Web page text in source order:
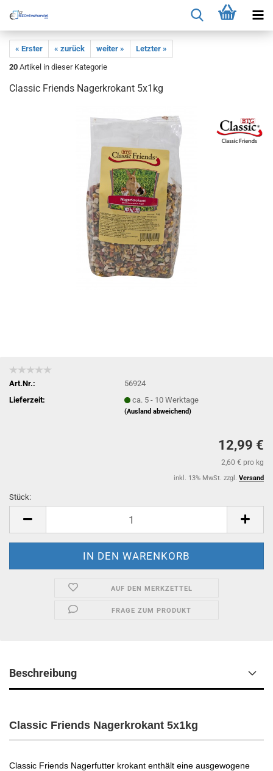
« Erster « zurück weiter »
Letzter »
20 Artikel in dieser Kategorie
Classic Friends Nagerkrokant 5x1kg
Art.Nr.:
56924
Lieferzeit:
ca. 5 - 10 Werktage
(Ausland abweichend)
12,99 €
2,60 € pro kg
inkl. 13% MwSt. zzgl. Versand
Stück:
AUF DEN MERKZETTEL
FRAGE ZUM PRODUKT
Beschreibung
Classic Friends Nagerkrokant 5x1kg
Classic Friends Nagerfutter krokant enthält eine ausgewogene